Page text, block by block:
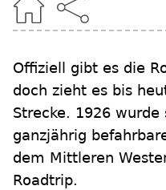
Offiziell gibt es die
doch zieht es bis
Strecke. 1926
ganzjährig
dem Mittleren
Roadtrip.